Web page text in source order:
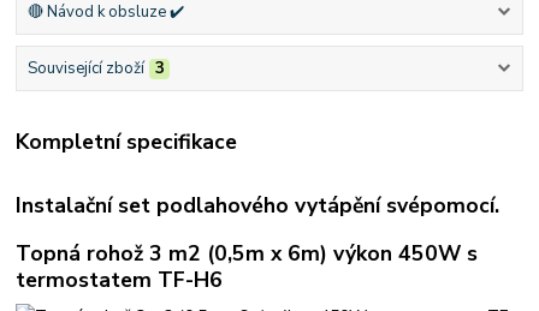
🔴 Návod k obsluze ✔️
Související zboží 3
Kompletní specifikace
Instalační set podlahového vytápění svépomocí.
Topná rohož 3 m2 (0,5m x 6m) výkon 450W s
termostatem TF-H6